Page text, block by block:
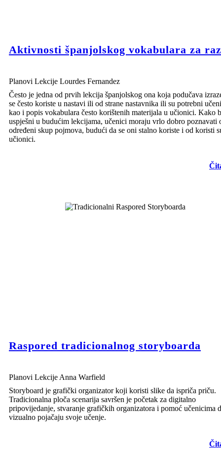
Aktivnosti španjolskog vokabulara za
Planovi Lekcije Lourdes Fernandez
Često je jedna od prvih lekcija španjolskog ona koja podučava
se često koriste u nastavi ili od strane nastavnika ili su potrebni
kao i popis vokabulara često korištenih materijala u učionici. Kako
uspješni u budućim lekcijama, učenici moraju vrlo dobro poznavati
određeni skup pojmova, budući da se oni stalno koriste i od koristi
učionici.
Raspored tradicionalnog storyboarda
Planovi Lekcije Anna Warfield
Storyboard je grafički organizator koji koristi slike da ispriča priču.
Tradicionalna ploča scenarija savršen je početak za digitalno
pripovijedanje, stvaranje grafičkih organizatora i pomoć učenicima
vizualno pojačaju svoje učenje.